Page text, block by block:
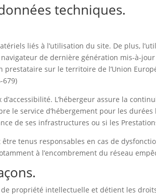
techniques.
liés à l’utilisation du site. De plus,
de dernière génération mis-à-jour
prestataire sur le territoire de l’Union
679)
L’hébergeur assure la
le service d’hébergement pour les
de ses infrastructures ou si les
tenus responsables en cas de
à l’encombrement du réseau
propriété intellectuelle et détient les